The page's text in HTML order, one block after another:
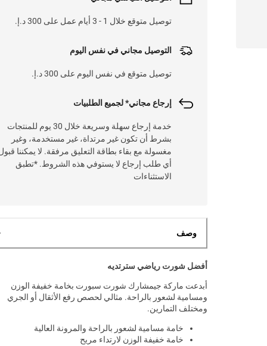
توصيل متوقع خلال 1 - 3 أيام عمل على 300 د.إ.
التوصيل مجاني في نفس اليوم
توصيل متوقع في نفس اليوم على 300 د.إ.
إرجاع مجاني* لجميع الطلبيات
خدمة إرجاع سهلة وسريعة خلال 30 يوم للمنتجات
بشرط أن تكون غير مرتداة، غير مستخدمة، وغير
مغسولة مع بقاء بطاقة التعليق مرفقة. لا يمكننا
أي طلب إرجاع لا يستوفي هذه الشروط. *تطبق
الاستثناءات
وصف
أفضل شورت رياضي سترتديه
أبدعت ماركة جيمشارك شورت سبورت بخامة خفيفة الوزن
ومسامية لشعور بالراحة. مثالي لحصص رفع الأثقال أو الجري
ومختلف التمارين.
خامة مسامية لشعور بالراحة والمرونة العالية
خامة خفيفة الوزن لارتداء مريح